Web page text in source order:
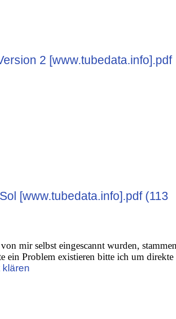
2 [www.tubedata.info].pdf
[www.tubedata.info].pdf (113
mir selbst eingescannt wurden,
ein Problem existieren bitte ich um direkte
klären